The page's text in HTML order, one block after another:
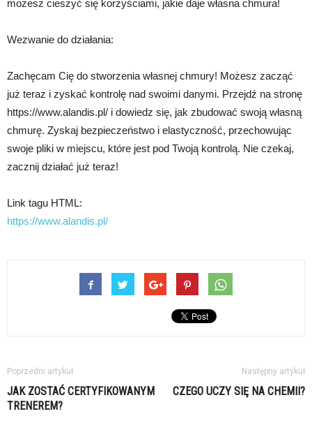
możesz cieszyć się korzyściami, jakie daje własna chmura!
Wezwanie do działania:
Zachęcam Cię do stworzenia własnej chmury! Możesz zacząć
już teraz i zyskać kontrolę nad swoimi danymi. Przejdź na stronę
https://www.alandis.pl/ i dowiedz się, jak zbudować swoją własną
chmurę. Zyskaj bezpieczeństwo i elastyczność, przechowując
swoje pliki w miejscu, które jest pod Twoją kontrolą. Nie czekaj,
zacznij działać już teraz!
Link tagu HTML:
https://www.alandis.pl/
Poprzedni artykuł
JAK ZOSTAĆ CERTYFIKOWANYM
TRENEREM?
Następny artykuł
CZEGO UCZY SIĘ NA CHEMII?